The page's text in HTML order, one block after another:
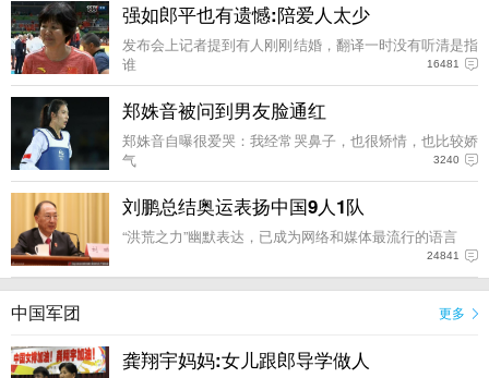
强如郎平也有遗憾:陪爱人太少
发布会上记者提到有人刚刚结婚，翻译一时没有听清是指
谁
16481
郑姝音被问到男友脸通红
郑姝音自曝很爱哭：我经常哭鼻子，也很矫情，也比较娇
气
3240
刘鹏总结奥运表扬中国9人1队
“洪荒之力”幽默表达，已成为网络和媒体最流行的语言
24841
中国军团 更多
龚翔宇妈妈:女儿跟郎导学做人